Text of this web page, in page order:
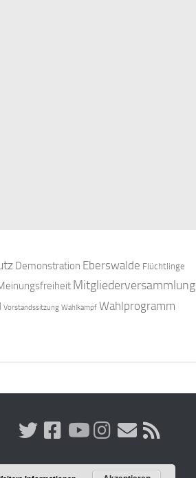
Demonstration Eberswalde Flüchtlinge
Mitgliederversammlung
Vorstandssitzung Wahlkampf Wahlprogramm